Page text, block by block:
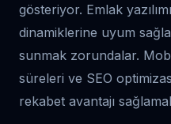
gösteriyor. Emlak
dinamiklerine uyum
sunmak zorundalar.
süreleri ve SEO
rekabet avantajı